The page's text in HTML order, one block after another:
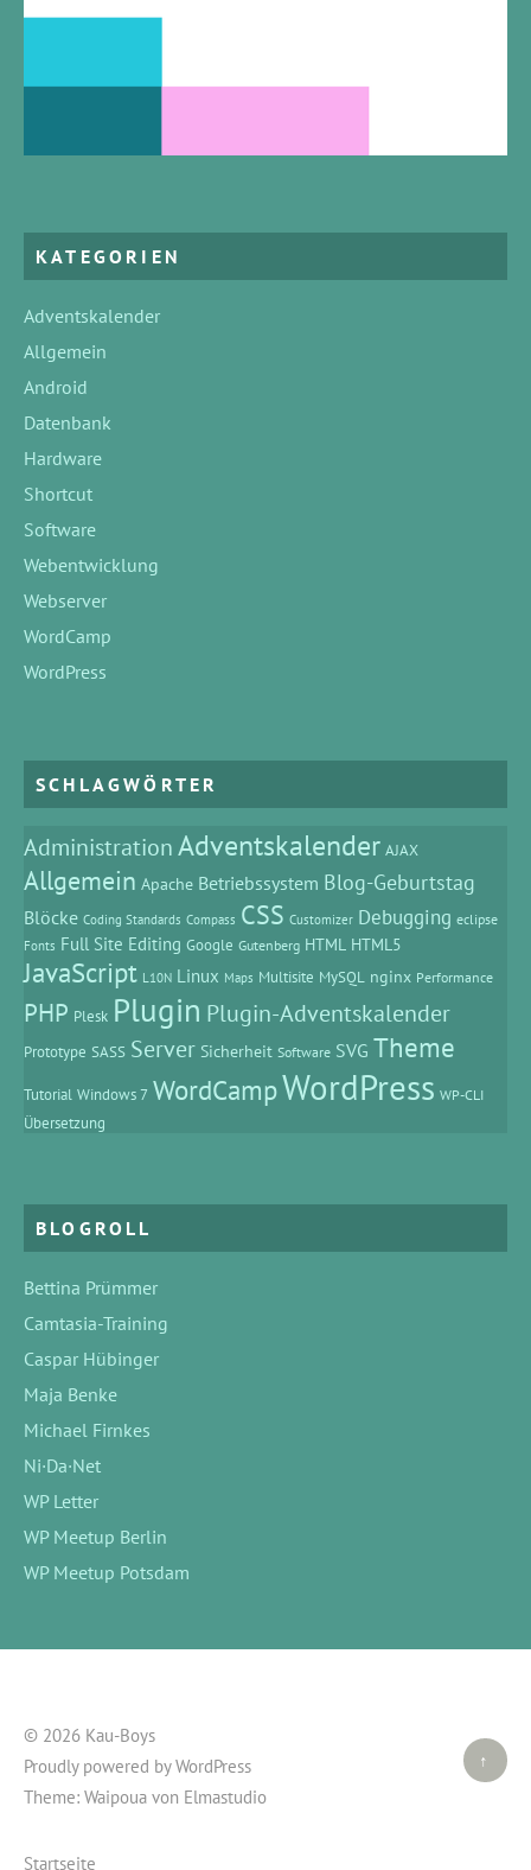
KATEGORIEN
Adventskalender
Allgemein
Android
Datenbank
Hardware
Shortcut
Software
Webentwicklung
Webserver
WordCamp
WordPress
SCHLAGWÖRTER
AdministrationAdventskalender AJAX
Allgemein Apache Betriebssystem Blog-Geburtstag
Blöcke Coding Standards Compass CSS Customizer Debugging eclipse
Fonts Full Site Editing Google Gutenberg HTML HTML5
JavaScript L10N Linux Maps Multisite MySQL nginx Performance
PHP Plesk Plugin Plugin-Adventskalender
Prototype SASS Server Sicherheit Software SVG Theme
Tutorial Windows 7 WordCampWordPress WP-CLI
Übersetzung
BLOGROLL
Bettina Prümmer
Camtasia-Training
Caspar Hübinger
Maja Benke
Michael Firnkes
Ni·Da·Net
WP Letter
WP Meetup Berlin
WP Meetup Potsdam
© 2026 Kau-Boys
Proudly powered byWordPress
Theme: Waipoua von Elmastudio
Startseite
Top ↑